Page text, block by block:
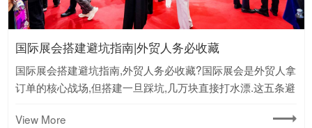
全球展会搭建可持续发展引领新风向
全球展会搭建可持续发展引领新风向?在全球对环境保护愈发
重视的当下,可持续发展已成为全球展会搭建的核心准则,推动
View More